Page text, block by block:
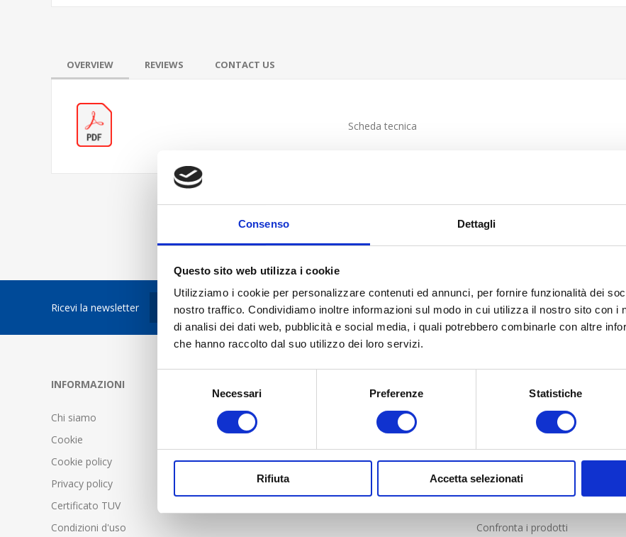
Consenso Dettagli
Questo sito web utilizza i cookie
Utilizziamo i cookie per personalizzare contenuti ed annunci, per fornire funzionalità dei
nostro traffico. Condividiamo inoltre informazioni sul modo in cui utilizza il nostro sito con i
di analisi dei dati web, pubblicità e social media, i quali potrebbero combinarle con altre
che hanno raccolto dal suo utilizzo dei loro servizi.
Necessari Preferenze Statistiche
Rifiuta Accetta selezionati
OVERVIEW REVIEWS CONTACT US
Scheda tecnica
Ricevi la newsletter
INFORMAZIONI
Chi siamo
Cookie
Cookie policy
Privacy policy
Certificato TUV
Condizioni d'uso
FAQ - Domande frequenti
Spedizione e resi
Ordini
Carrello
Confronta i prodotti